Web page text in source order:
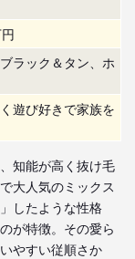
ラック＆タン、ホ
遊び好きで家族を
知能が高く抜け毛
大人気のミックス
したような性格
が特徴。その愛ら
やすい従順さか